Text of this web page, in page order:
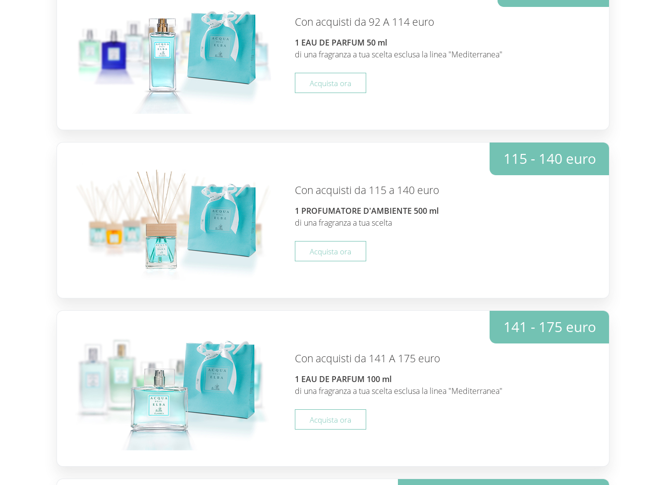
Con acquisti da 92 A 114 euro
1 EAU DE PARFUM 50 ml
di una fragranza a tua scelta esclusa la linea "Mediterranea"
Acquista ora
115 - 140 euro
Con acquisti da 115 a 140 euro
1 PROFUMATORE D'AMBIENTE 500 ml
di una fragranza a tua scelta
Acquista ora
141 - 175 euro
Con acquisti da 141 A 175 euro
1 EAU DE PARFUM 100 ml
di una fragranza a tua scelta esclusa la linea "Mediterranea"
Acquista ora